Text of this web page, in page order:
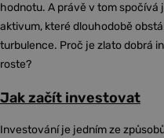
hodnotu. A právě v tom
aktivum, které dlouhodobě
turbulence. Proč je zlato dobrá
roste?
Jak začít investovat
Investování je jedním ze